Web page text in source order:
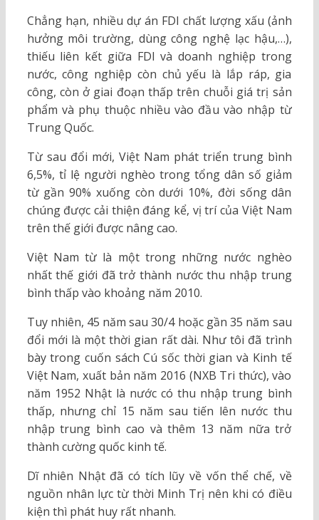
Chẳng hạn, nhiều dự án FDI chất lượng xấu (ảnh
hưởng môi trường, dùng công nghệ lạc hậu,…),
thiếu liên kết giữa FDI và doanh nghiệp trong
nước, công nghiệp còn chủ yếu là lắp ráp, gia
công, còn ở giai đoạn thấp trên chuỗi giá trị sản
phẩm và phụ thuộc nhiều vào đầu vào nhập từ
Trung Quốc.
Từ sau đổi mới, Việt Nam phát triển trung bình
6,5%, tỉ lệ người nghèo trong tổng dân số giảm
từ gần 90% xuống còn dưới 10%, đời sống dân
chúng được cải thiện đáng kể, vị trí của Việt Nam
trên thế giới được nâng cao.
Việt Nam từ là một trong những nước nghèo
nhất thế giới đã trở thành nước thu nhập trung
bình thấp vào khoảng năm 2010.
Tuy nhiên, 45 năm sau 30/4 hoặc gần 35 năm sau
đổi mới là một thời gian rất dài. Như tôi đã trình
bày trong cuốn sách Cú sốc thời gian và Kinh tế
Việt Nam, xuất bản năm 2016 (NXB Tri thức), vào
năm 1952 Nhật là nước có thu nhập trung bình
thấp, nhưng chỉ 15 năm sau tiến lên nước thu
nhập trung bình cao và thêm 13 năm nữa trở
thành cường quốc kinh tế.
Dĩ nhiên Nhật đã có tích lũy về vốn thể chế, về
nguồn nhân lực từ thời Minh Trị nên khi có điều
kiện thì phát huy rất nhanh.